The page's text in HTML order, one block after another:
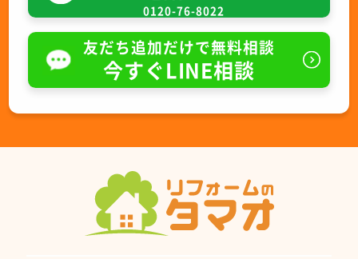
0120-76-8022
友だち追加だけで無料相談
今すぐLINE相談